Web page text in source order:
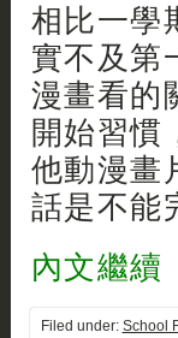
相比一學
實不及第
漫畫看的
開始習慣
他動漫畫
話是不能
內文繼續
Filed under: School